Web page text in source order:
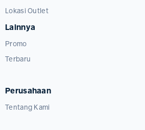
Lokasi Outlet
Lainnya
Promo
Terbaru
Perusahaan
Tentang Kami